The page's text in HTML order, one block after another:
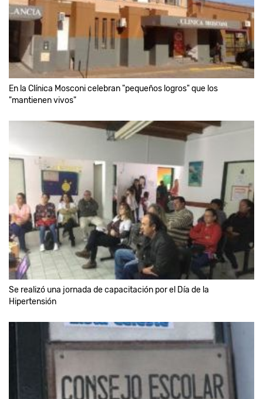
En la Clínica Mosconi celebran "pequeños logros" que los
"mantienen vivos"
Se realizó una jornada de capacitación por el Día de la
Hipertensión